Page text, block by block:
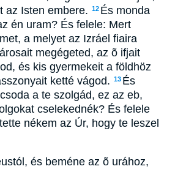
az Isten embere. 12 És monda
én uram? És felele: Mert
a melyet az Izráel fiaira
megégeted, az õ ifjait
és kis gyermekeit a földhöz
ketté vágod. 13 És
a te szolgád, ez az eb,
cselekednék? És felele
nékem az Úr, hogy te leszel
és beméne az õ urához,